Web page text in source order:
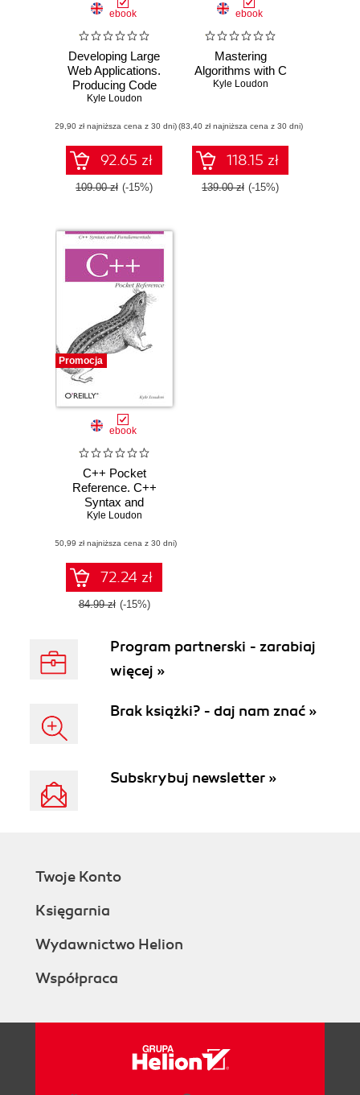
ebook
Developing Large
Web Applications.
Producing Code
That Can Grow
Kyle Loudon
(29,90 zł najniższa cena z 30 dni)
92.65 zł
109.00 zł (-15%)
ebook
Mastering
Algorithms with C
Kyle Loudon
(83,40 zł najniższa cena z 30 dni)
118.15 zł
139.00 zł (-15%)
Promocja
ebook
C++ Pocket
Reference. C++
Syntax and
Fundamentals
Kyle Loudon
(50,99 zł najniższa cena z 30 dni)
72.24 zł
84.99 zł (-15%)
Program partnerski - zarabiaj
więcej »
Brak książki? - daj nam znać »
Subskrybuj newsletter »
Twoje Konto
Księgarnia
Wydawnictwo Helion
Współpraca